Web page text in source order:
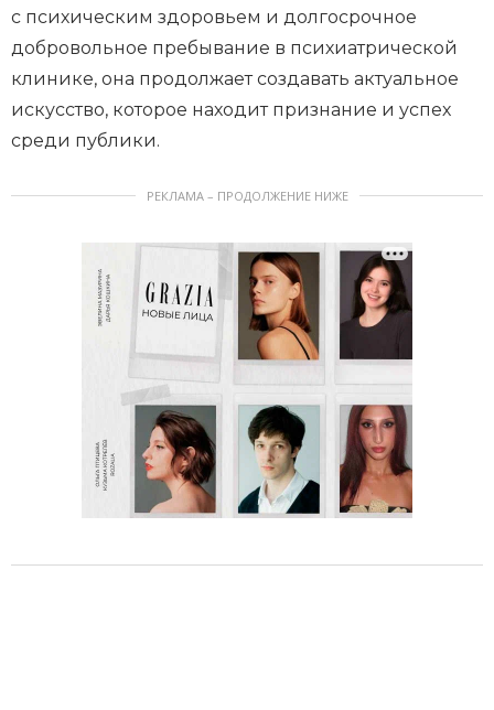
с психическим здоровьем и долгосрочное
добровольное пребывание в психиатрической
клинике, она продолжает создавать актуальное
искусство, которое находит признание и успех
среди публики.
РЕКЛАМА – ПРОДОЛЖЕНИЕ НИЖЕ